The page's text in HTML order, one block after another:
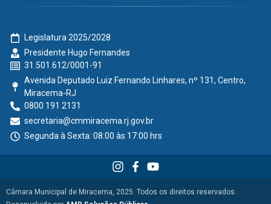
Legislatura 2025/2028
Presidente Hugo Fernandes
31.501.612/0001-91
Avenida Deputado Luiz Fernando Linhares, nº 131, Centro,
Miracema-RJ
0800 191 2131
secretaria@cmmiracema.rj.gov.br
Segunda à Sexta: 08:00 às 17:00 hrs
Câmara Municipal de Miracema, 2025. Todos os direitos reservados.